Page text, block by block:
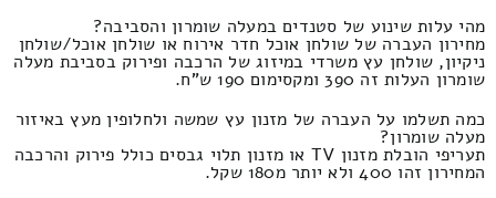
מהי עלות שינוע של סטנדים במעלה שומרון והסביבה?
מחירון העברה של שולחן אוכל חדר אירוח או שולחן אוכל/שולחן
ניקיון, שולחן עץ משרדי במיזוג של הרכבה ופירוק בסביבת מעלה
שומרון העלות זה 390 ומקסימום 190 ש"ח.
כמה תשלמו על העברה של מזנון עץ שמשה ולחלופין מעץ באיזור
מעלה שומרון?
תעריפי הובלת מזנון TV או מזנון תלוי גבסים כולל פירוק והרכבה
המחירון זהו 400 ולא יותר מ180 שקל.